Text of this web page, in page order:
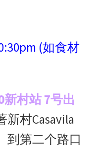
(如食材
新村站 7号出
新村Casavila
到第二个路口